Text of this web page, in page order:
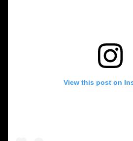
View this post on